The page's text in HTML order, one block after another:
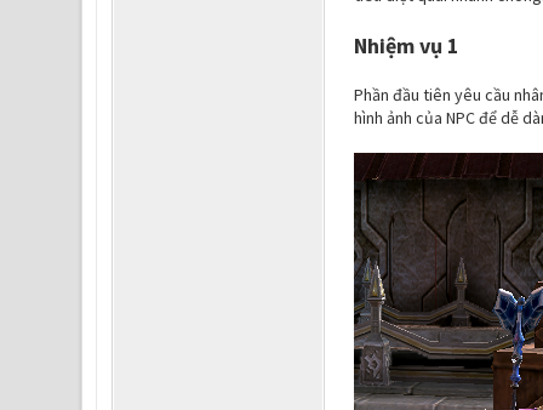
Nhiệm vụ 1
Phần đầu tiên yêu cầu
hình ảnh của NPC để dễ